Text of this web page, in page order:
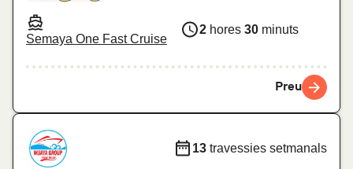
Semaya One Fast Cruise
2 hores 30 minuts
Preu
13 travessies setmanals